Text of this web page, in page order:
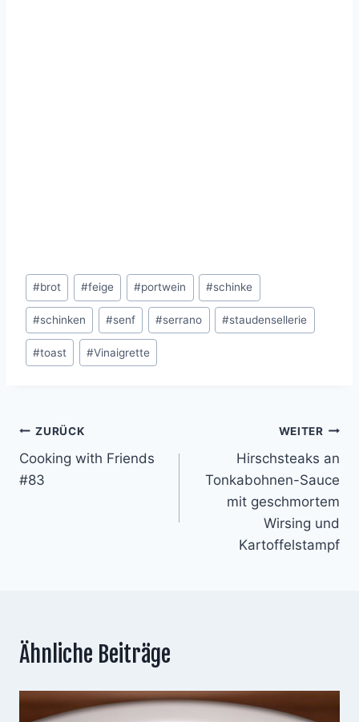
Schlagworte:
#brot #feige #portwein #schinke
#schinken #senf #serrano #staudensellerie
#toast #Vinaigrette
Beitragsnavigation
ZURÜCK
Cooking with Friends
#83
WEITER
Hirschsteaks an
Tonkabohnen-Sauce
mit geschmortem
Wirsing und
Kartoffelstampf
Ähnliche Beiträge